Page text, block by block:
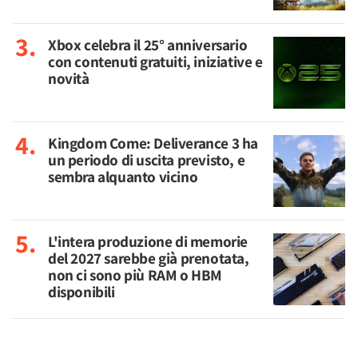
Xbox celebra il 25° anniversario
con contenuti gratuiti, iniziative e
novità
Kingdom Come: Deliverance 3 ha
un periodo di uscita previsto, e
sembra alquanto vicino
L'intera produzione di memorie
del 2027 sarebbe già prenotata,
non ci sono più RAM o HBM
disponibili